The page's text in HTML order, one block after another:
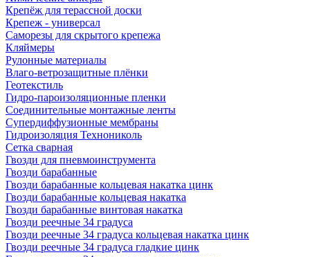
Крепёж для терассной доски
Крепеж - универсал
Саморезы для скрытого крепежа
Кляймеры
Рулонные материалы
Влаго-ветрозащитные плёнки
Геотекстиль
Гидро-пароизоляционные пленки
Соединительные монтажные ленты
Супердиффузионные мембраны
Гидроизоляция Технониколь
Сетка сварная
Гвозди для пневмоинструмента
Гвозди барабанные
Гвозди барабанные кольцевая накатка цинк
Гвозди барабанные кольцевая накатка
Гвозди барабанные винтовая накатка
Гвозди реечные 34 градуса
Гвозди реечные 34 градуса кольцевая накатка цинк
Гвозди реечные 34 градуса гладкие цинк